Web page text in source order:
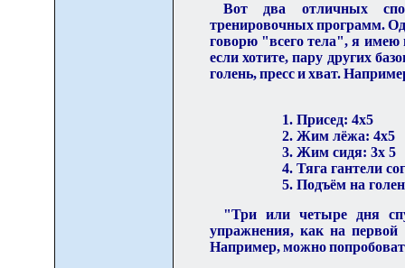
Вот два отличных
тренировочных программ.
говорю "всего тела", я
если хотите, пару других
голень, пресси хват.
1. Присед: 4х5
2. Жим лёжа: 4х5
3. Жим сидя: 3х 5
4. Тяга гантели
5. Подъём на
"Три или четыре дня
упражнения, как на первой
Например, можно попробо